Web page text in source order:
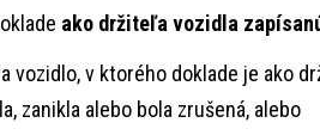
ako držiteľa vozidla
vozidlo, v ktorého doklade je ako
zanikla alebo bola zrušená, alebo